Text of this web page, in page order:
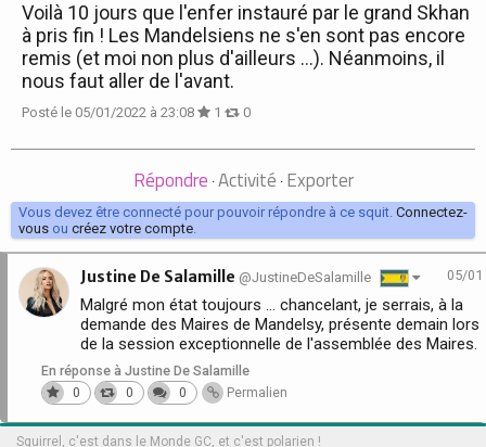
Voilà 10 jours que l'enfer instauré par le grand Skhan
à pris fin ! Les Mandelsiens ne s'en sont pas encore
remis (et moi non plus d'ailleurs ...). Néanmoins, il
nous faut aller de l'avant.
Posté le 05/01/2022 à 23:08 1 0
Répondre · Activité · Exporter
Vous devez être connecté pour pouvoir répondre à ce squit. Connectez-
vous ou créez votre compte.
05/01
Justine De Salamille @JustineDeSalamille
Malgré mon état toujours ... chancelant, je serrais, à la
demande des Maires de Mandelsy, présente demain lors
de la session exceptionnelle de l'assemblée des Maires.
En réponse à Justine De Salamille
0
0 0 Permalien
Squirrel, c'est dans le Monde GC, et c'est polarien !